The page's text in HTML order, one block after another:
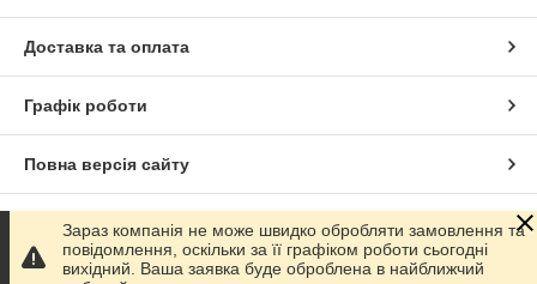
Доставка та оплата
Графік роботи
Повна версія сайту
Сайт створено на маркетплейсіProm.ua
Зараз компанія не може швидко обробляти замовлення та
повідомлення, оскільки за її графіком роботи сьогодні
вихідний. Ваша заявка буде оброблена в найближчий